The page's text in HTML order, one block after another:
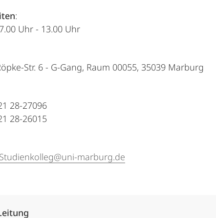
:
Uhr - 13.00 Uhr
Str. 6 - G-Gang, Raum 00055, 35039 Marburg
28-27096
28-26015
marburg.de